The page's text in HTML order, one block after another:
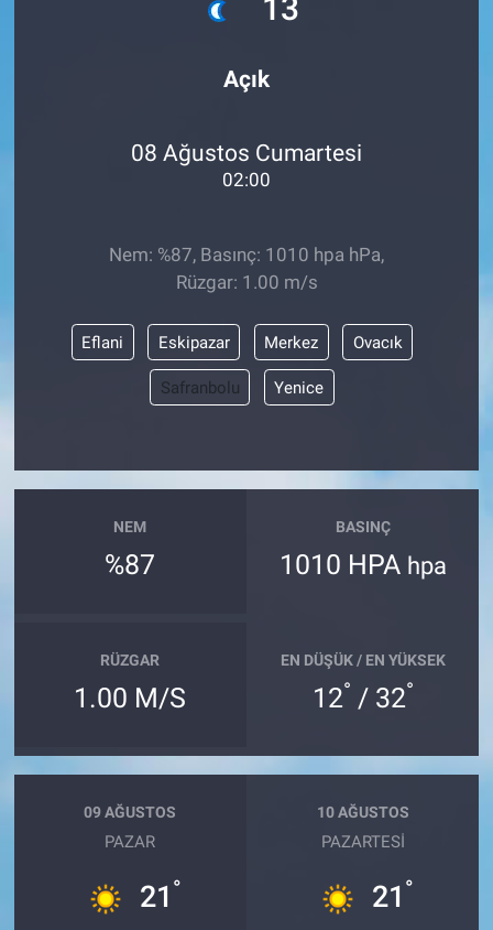
13
Açık
08 Ağustos Cumartesi
02:00
Nem: %87, Basınç: 1010 hpa hPa,
Rüzgar: 1.00 m/s
Eflani Eskipazar Merkez Ovacık
Safranbolu Yenice
NEM
%87
BASINÇ
1010 HPA hpa
RÜZGAR
1.00 M/S
EN DÜŞÜK / EN YÜKSEK
12° / 32°
09 AĞUSTOS
PAZAR
21 °
10 AĞUSTOS
PAZARTESI
21 °